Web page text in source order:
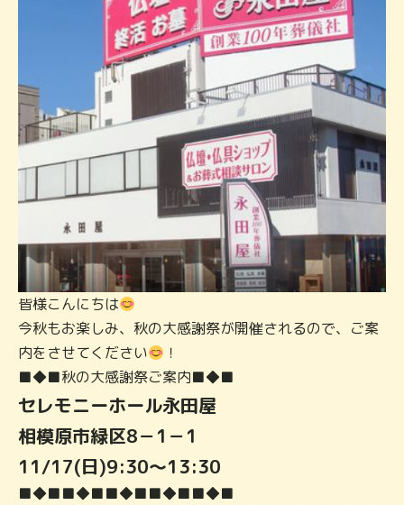
皆様こんにちは
今秋もお楽しみ、秋の大感謝祭が開催されるので、ご案
内をさせてください
！
■◆■秋の大感謝祭ご案内■◆■
セレモニーホール永田屋
相模原市緑区8－1－1
11/17(日)9:30〜13:30
■◆■■◆■■◆■■◆■■◆■